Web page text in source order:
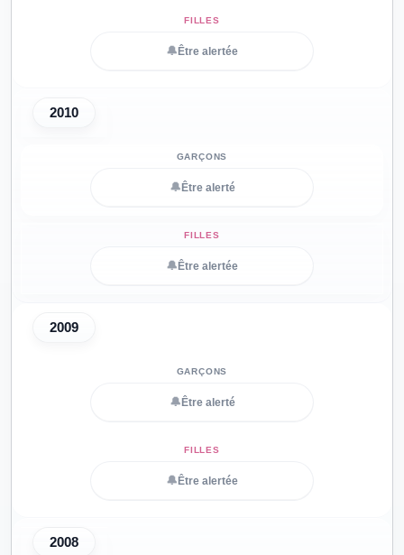
🔔 Être alertée
2010
🔔 Être alerté
🔔 Être alertée
2009
🔔 Être alerté
🔔 Être alertée
2008